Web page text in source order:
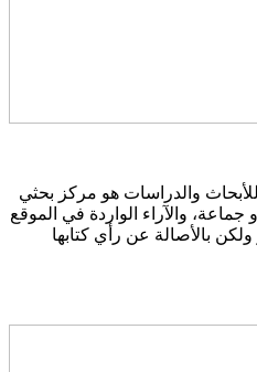
والدراسات هو مركز بحثي
والآراء الواردة في الموقع
بالأصالة عن رأي كتابها